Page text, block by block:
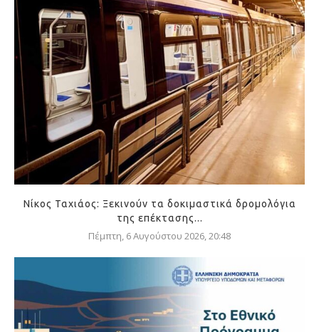
Νίκος Ταχιάος: Ξεκινούν τα δοκιμαστικά δρομολόγια
της επέκτασης...
Πέμπτη, 6 Αυγούστου 2026, 20:48